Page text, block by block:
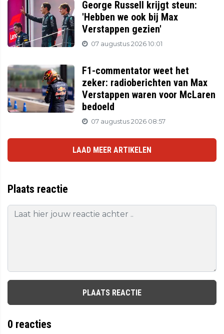
George Russell krijgt steun:
'Hebben we ook bij Max
Verstappen gezien'
07 augustus 2026 10:01
F1-commentator weet het
zeker: radioberichten van Max
Verstappen waren voor McLaren
bedoeld
07 augustus 2026 08:57
LAAD MEER ARTIKELEN
Plaats reactie
PLAATS REACTIE
0 reacties